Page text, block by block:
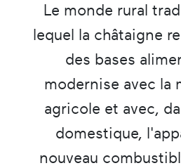
Le monde rural
lequel la châtaigne
des bases
modernise avec la
agricole et avec,
domestique,
nouveau